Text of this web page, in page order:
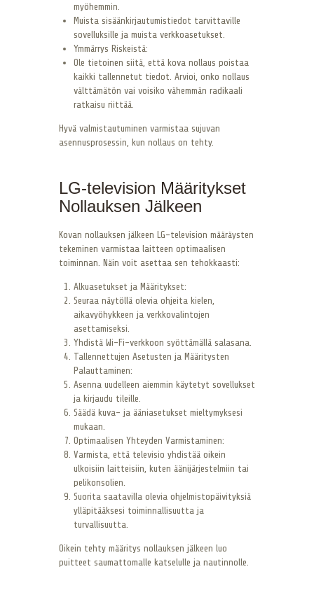
myöhemmin.
Muista sisäänkirjautumistiedot tarvittaville
sovelluksille ja muista verkkoasetukset.
Ymmärrys Riskeistä:
Ole tietoinen siitä, että kova nollaus poistaa
kaikki tallennetut tiedot. Arvioi, onko nollaus
välttämätön vai voisiko vähemmän radikaali
ratkaisu riittää.
Hyvä valmistautuminen varmistaa sujuvan
asennusprosessin, kun nollaus on tehty.
LG-television Määritykset
Nollauksen Jälkeen
Kovan nollauksen jälkeen LG-television määräysten
tekeminen varmistaa laitteen optimaalisen
toiminnan. Näin voit asettaa sen tehokkaasti:
Alkuasetukset ja Määritykset:
Seuraa näytöllä olevia ohjeita kielen,
aikavyöhykkeen ja verkkovalintojen
asettamiseksi.
Yhdistä Wi-Fi-verkkoon syöttämällä salasana.
Tallennettujen Asetusten ja Määritysten
Palauttaminen:
Asenna uudelleen aiemmin käytetyt sovellukset
ja kirjaudu tileille.
Säädä kuva- ja ääniasetukset mieltymyksesi
mukaan.
Optimaalisen Yhteyden Varmistaminen:
Varmista, että televisio yhdistää oikein
ulkoisiin laitteisiin, kuten äänijärjestelmiin tai
pelikonsolien.
Suorita saatavilla olevia ohjelmistopäivityksiä
ylläpitääksesi toiminnallisuutta ja
turvallisuutta.
Oikein tehty määritys nollauksen jälkeen luo
puitteet saumattomalle katselulle ja nautinnolle.